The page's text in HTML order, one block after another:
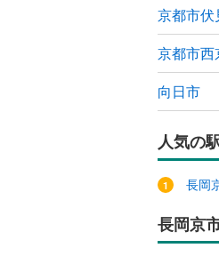
京都市伏
京都市西
向日市
人気の
長岡
長岡京